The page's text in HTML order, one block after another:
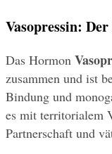
Vasopressin:
Das Hormon
zusammen und ist
Bindung und
es mit territorialem
Partnerschaft und